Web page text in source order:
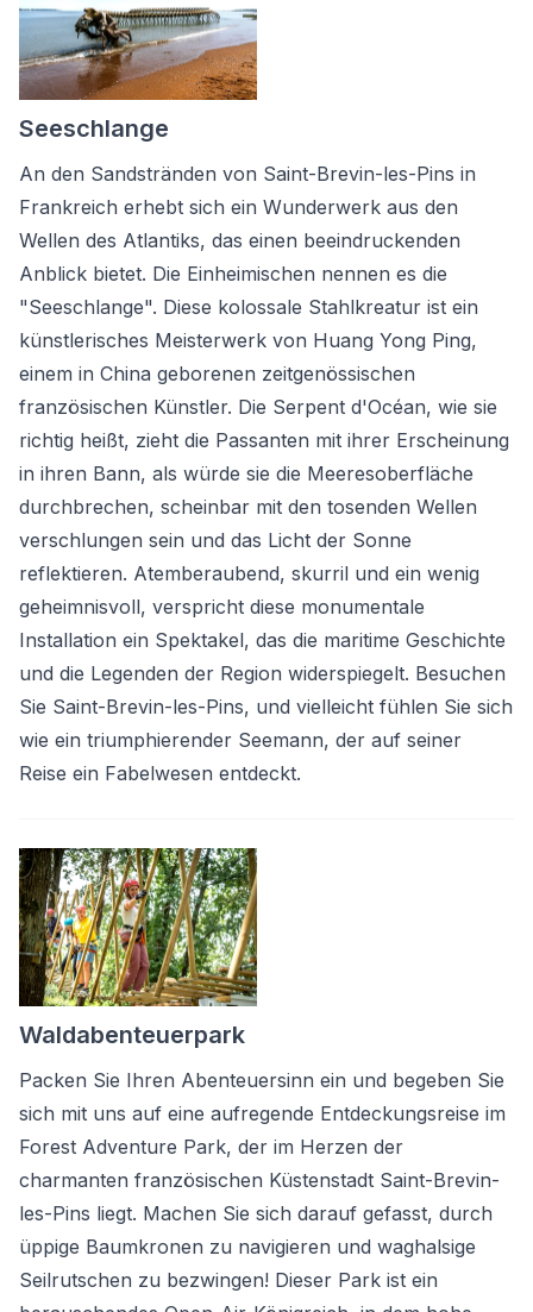
Seeschlange
An den Sandstränden von Saint-Brevin-les-Pins in
Frankreich erhebt sich ein Wunderwerk aus den
Wellen des Atlantiks, das einen beeindruckenden
Anblick bietet. Die Einheimischen nennen es die
"Seeschlange". Diese kolossale Stahlkreatur ist ein
künstlerisches Meisterwerk von Huang Yong Ping,
einem in China geborenen zeitgenössischen
französischen Künstler. Die Serpent d'Océan, wie sie
richtig heißt, zieht die Passanten mit ihrer Erscheinung
in ihren Bann, als würde sie die Meeresoberfläche
durchbrechen, scheinbar mit den tosenden Wellen
verschlungen sein und das Licht der Sonne
reflektieren. Atemberaubend, skurril und ein wenig
geheimnisvoll, verspricht diese monumentale
Installation ein Spektakel, das die maritime Geschichte
und die Legenden der Region widerspiegelt. Besuchen
Sie Saint-Brevin-les-Pins, und vielleicht fühlen Sie sich
wie ein triumphierender Seemann, der auf seiner
Reise ein Fabelwesen entdeckt.
Waldabenteuerpark
Packen Sie Ihren Abenteuersinn ein und begeben Sie
sich mit uns auf eine aufregende Entdeckungsreise im
Forest Adventure Park, der im Herzen der
charmanten französischen Küstenstadt Saint-Brevin-
les-Pins liegt. Machen Sie sich darauf gefasst, durch
üppige Baumkronen zu navigieren und waghalsige
Seilrutschen zu bezwingen! Dieser Park ist ein